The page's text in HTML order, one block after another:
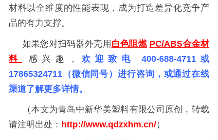
材料以全维度的性能表现，成为打造差异化竞争产
品的有力支撑。
如果您对扫码器外壳用 白色阻燃 PC/ABS合金材
料
感兴趣，欢迎致电
400-688-4711或
17865324711（微信同号）进行咨询，或通过在线
渠道了解更多详情。
（本文为青岛中新华美塑料有限公司原创，转载
请注明出处： http://www.qdzxhm.cn/）